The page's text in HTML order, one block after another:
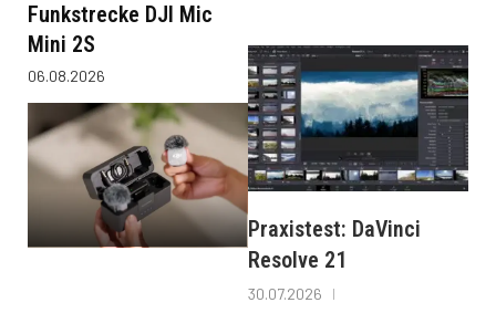
Funkstrecke DJI Mic
Mini 2S
06.08.2026
Praxistest: DaVinci
Resolve 21
30.07.2026